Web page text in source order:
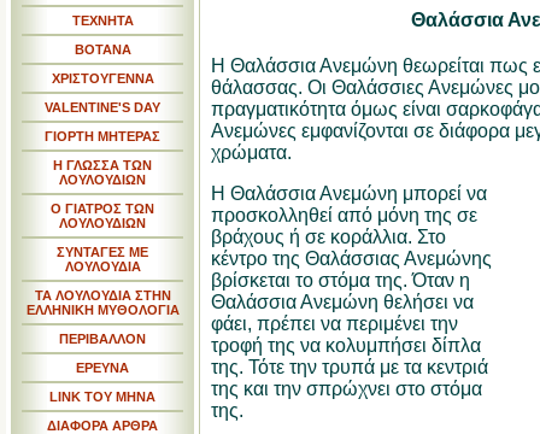
ΤΕΧΝΗΤΑ
ΒΟΤΑΝΑ
ΧΡΙΣΤΟΥΓΕΝΝΑ
VALENTINE'S DAY
ΓΙΟΡΤΗ ΜΗΤΕΡΑΣ
Η ΓΛΩΣΣΑ ΤΩΝ
ΛΟΥΛΟΥΔΙΩΝ
Ο ΓΙΑΤΡΟΣ ΤΩΝ
ΛΟΥΛΟΥΔΙΩΝ
ΣΥΝΤΑΓΕΣ ΜΕ
ΛΟΥΛΟΥΔΙΑ
ΤΑ ΛΟΥΛΟΥΔΙΑ ΣΤΗΝ
ΕΛΛΗΝΙΚΗ ΜΥΘΟΛΟΓΙΑ
ΠΕΡΙΒΑΛΛΟΝ
ΕΡΕΥΝΑ
LINK TOY MHNA
ΔΙΑΦΟΡΑ ΑΡΘΡΑ
Θαλάσσια
Η Θαλάσσια Ανεμώνη θεωρείται πως
θάλασσας. Οι Θαλάσσιες Ανεμώνες
πραγματικότητα όμως είναι
Ανεμώνες εμφανίζονται σε διάφορα
χρώματα.
Η Θαλάσσια Ανεμώνη μπορεί να
προσκολληθεί από μόνη της σε
βράχους ή σε κοράλλια. Στο
κέντρο της Θαλάσσιας Ανεμώνης
βρίσκεται το στόμα της. Όταν η
Θαλάσσια Ανεμώνη θελήσει να
φάει, πρέπει να περιμένει την
τροφή της να κολυμπήσει δίπλα
της. Τότε την τρυπά με τα κεντριά
της και την σπρώχνει στο στόμα
της.